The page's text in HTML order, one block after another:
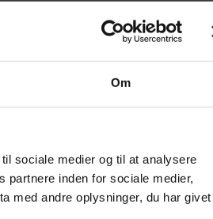
Om
sociale medier og til at analysere
partnere inden for sociale medier,
med andre oplysninger, du har givet
andre